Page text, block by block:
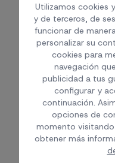
(+34)
(+34)
OFICINA
CALLE DEL
CERCA DEL
LAS PALMAS DE
OFICINA
Utilizamos cookies
y de terceros, de
funcionar de
personalizar su
cookies para
navegación
publicidad a tus
configurar y
continuación.
opciones de
momento
obtener más